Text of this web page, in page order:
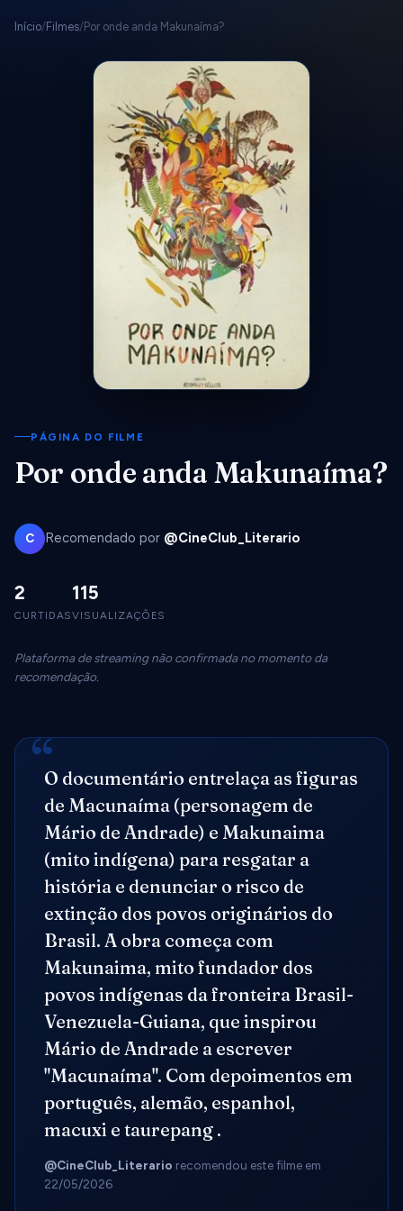
Início/Filmes/Por onde anda Makunaíma?
PÁGINA DO FILME
Por onde anda Makunaíma?
C Recomendado por @CineClub_Literario
2
CURTIDAS
115
VISUALIZAÇÕES
Plataforma de streaming não confirmada no momento da
recomendação.
O documentário entrelaça as figuras
de Macunaíma (personagem de
Mário de Andrade) e Makunaima
(mito indígena) para resgatar a
história e denunciar o risco de
extinção dos povos originários do
Brasil. A obra começa com
Makunaima, mito fundador dos
povos indígenas da fronteira Brasil-
Venezuela-Guiana, que inspirou
Mário de Andrade a escrever
"Macunaíma". Com depoimentos em
português, alemão, espanhol,
macuxi e taurepang .
@CineClub_Literario recomendou este filme em
22/05/2026